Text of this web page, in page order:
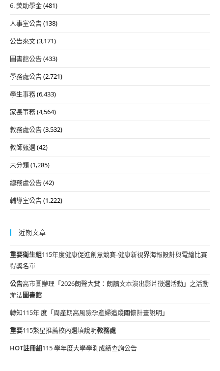
6. 獎助學金(481)
人事室公告(138)
公告來文(3,171)
圖書館公告(433)
學務處公告(2,721)
學生事務(6,433)
家長事務(4,564)
教務處公告(3,532)
教師甄選(42)
未分類(1,285)
總務處公告(42)
輔導室公告(1,222)
近期文章
重要衛生組115年度健康促進創意競賽-健康新視界海報設計與電繪比賽
得獎名單
公告高市圖辦理「2026朗聲大賞：朗讀文本演出影片徵選活動」之活動
辦法圖書館
轉知115年 度「周產期高風險孕產婦追蹤關懷計畫說明」
重要115繁星推薦校內選填說明教務處
HOT註冊組115 學年度大學學測成績查詢公告